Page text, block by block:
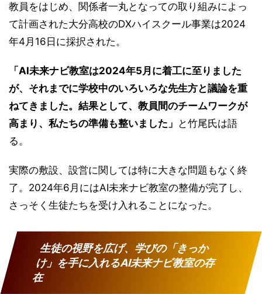
教員をはじめ、関係者一丸となっての取り組みによっ
て計画された大分高校のDXハイスクール事業は2024
年4月16日に採択された。
「AI未来ナビ教室は2024年5月に着工に至りました
が、それまでに学校中のいろいろな先生方と議論を重
ねてきました。結果として、教員間のチームワークが
高まり、私たちの準備も整いました」 と竹尾氏は語
る。
実際の敷設、設営に関しては特に大きな問題もなく終
了。2024年6月にはAI未来ナビ教室の整備が完了し、
さっそく生徒たちを受け入れることになった。
生徒の視野を広げ、学びの「きっか
け」を手に入れるAI未来ナビ教室の存
在